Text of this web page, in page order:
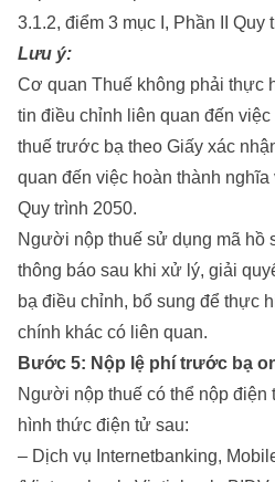
3.1.2, điểm 3 mục I, Phần II Quy
Lưu ý:
Cơ quan Thuế không phải thực
tin điều chỉnh liên quan đến
thuế trước bạ theo Giấy xác
quan đến việc hoàn thành
Quy trình 2050.
Người nộp thuế sử dụng mã hồ
thông báo sau khi xử lý, giải
bạ điều chỉnh, bổ sung để thực
chính khác có liên quan.
Bước 5: Nộp lệ phí trước bạ
Người nộp thuế có thể nộp
hình thức điện tử sau:
– Dịch vụ Internetbanking,